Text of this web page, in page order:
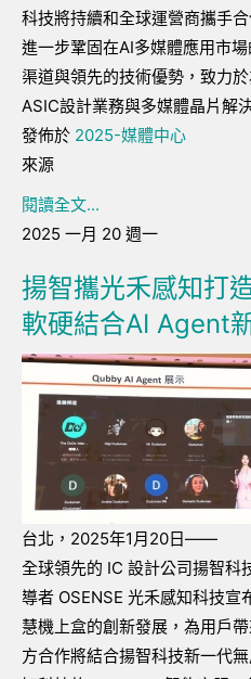
科技將持續和全球運營商攜手
進一步鞏固在AI多媒體應用市
渠道與領先的技術優勢，致力
ASIC設計業務與多媒體晶片解
發佈於 2025-媒體中心
來源
閱讀全文...
2025 一月 20 週一
揚智攜光禾感知打
軟硬結合AI Agent
台北，2025年1月20日——
全球領先的 IC 設計公司揚智
導者 OSENSE 光禾感知科技宣
慧機上盒的創新發展，為用戶
方合作將結合揚智科技新一代